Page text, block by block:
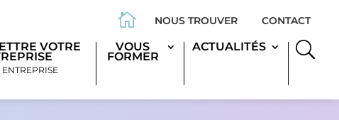
 NOUS TROUVER CONTACT
VOTRE
ENTREPRISE
VOUS
FORMER
ACTUALITÉS